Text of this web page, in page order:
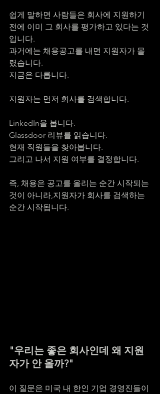
쉽게 말하면 사람들은 회사에 지원하기
전에 이미 그 회사를 평가하고 있다는 것
입니다.
과거에는 채용공고를 내면 지원자가 몰
렸습니다.
지금은 다릅니다.
지원자는 먼저 회사를 검색합니다.
LinkedIn을 봅니다.
Glassdoor 리뷰를 읽습니다.
현재 직원들을 찾아봅니다.
그리고 나서 지원 여부를 결정합니다.
즉, 채용은 공고를 올리는 순간 시작되는
것이 아니라,지원자가 회사를 검색하는
순간 시작됩니다.
"우리는 좋은 회사인데 왜 지원
자가 안 올까?"
이 질문은 미국 내 한인 기업 경영진들이